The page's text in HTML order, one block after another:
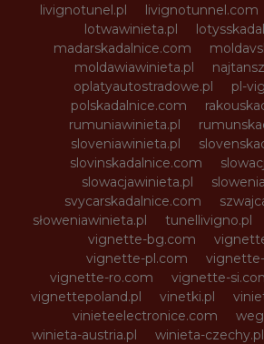
livignotunel.pl
livignotunnel.com
lotwawinieta.pl
madarskadalnice.com
moldawiawinieta.pl
oplatyautostradowe.pl
pl-
polskadalnice.com
rumuniawinieta.pl
sloveniawinieta.pl
slovinskadalnice.com
slowacjawinieta.pl
svycarskadalnice.com
słoweniawinieta.pl
tunellivigno.pl
vignette-bg.com
vignette-pl.com
vignette-ro.com
vignette-
vignettepoland.pl
vinetki.pl
vinieteelectronice.com
winieta-austria.pl
winieta-czechy.pl